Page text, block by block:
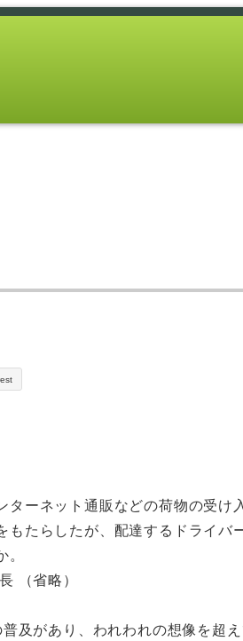
ーネット通販などの荷物の受け
たらしたが、配達するドライバ
（省略）
及があり、われわれの想像を超